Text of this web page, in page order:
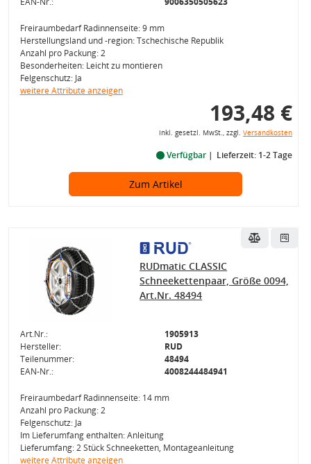
Freiraumbedarf Radinnenseite: 9 mm
Herstellungsland und -region: Tschechische Republik
Anzahl pro Packung: 2
Besonderheiten: Leicht zu montieren
Felgenschutz: Ja
weitere Attribute anzeigen
193,48 €
inkl. gesetzl. MwSt., zzgl. Versandkosten
Verfügbar Lieferzeit: 1-2 Tage
Zum Artikel
RUDmatic CLASSIC
Schneekettenpaar, Größe 0094,
Art.Nr. 48494
Art.Nr.:
1905913
Hersteller:
RUD
Teilenummer:
48494
EAN-Nr.:
4008244484941
Freiraumbedarf Radinnenseite: 14 mm
Anzahl pro Packung: 2
Felgenschutz: Ja
Im Lieferumfang enthalten: Anleitung
Lieferumfang: 2 Stück Schneeketten, Montageanleitung
weitere Attribute anzeigen